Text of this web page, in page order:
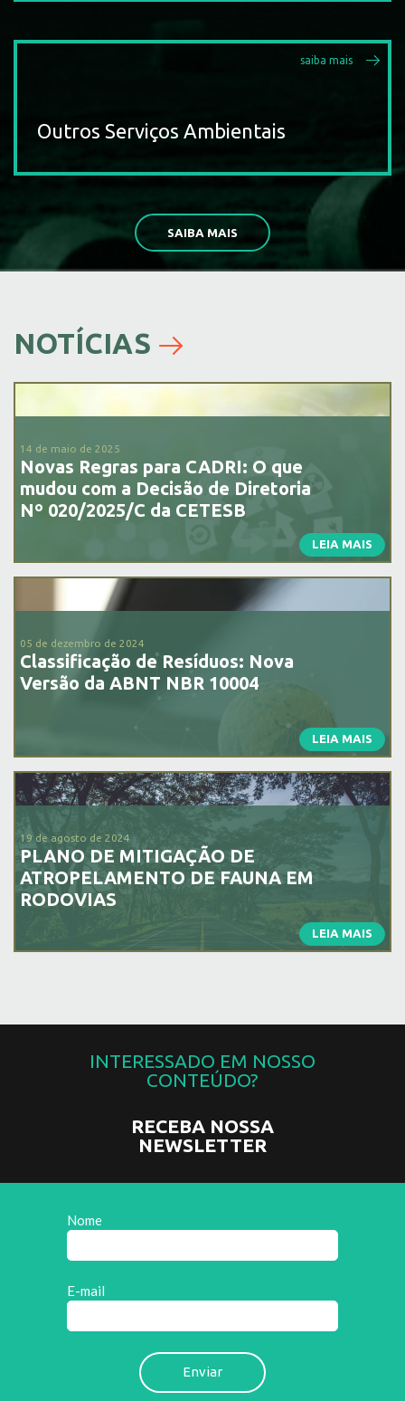
Outros Serviços Ambientais
saiba mais
SAIBA MAIS
NOTÍCIAS
14 de maio de 2025
Novas Regras para CADRI: O que
mudou com a Decisão de Diretoria
Nº 020/2025/C da CETESB
LEIA MAIS
05 de dezembro de 2024
Classificação de Resíduos: Nova
Versão da ABNT NBR 10004
LEIA MAIS
19 de agosto de 2024
PLANO DE MITIGAÇÃO DE
ATROPELAMENTO DE FAUNA EM
RODOVIAS
LEIA MAIS
INTERESSADO EM NOSSO
CONTEÚDO?
RECEBA NOSSA
NEWSLETTER
Nome
E-mail